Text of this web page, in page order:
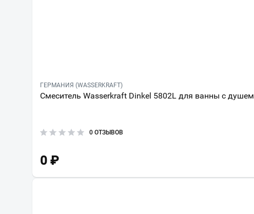
ГЕРМАНИЯ (WASSERKRAFT)
Смеситель Wasserkraft Dinkel 5802L для ванны с душем
0 ОТЗЫВОВ
0 ₽